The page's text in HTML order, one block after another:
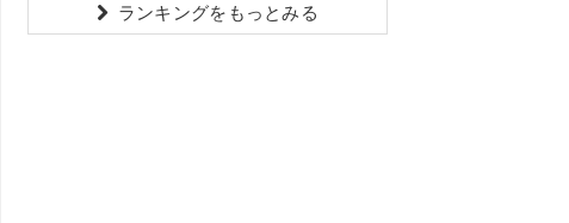
ランキングをもっとみる